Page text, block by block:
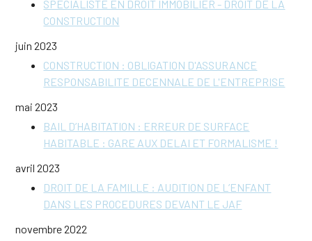
SPECIALISTE EN DROIT IMMOBILIER - DROIT DE LA
CONSTRUCTION
juin 2023
CONSTRUCTION : OBLIGATION D'ASSURANCE
RESPONSABILITE DECENNALE DE L'ENTREPRISE
mai 2023
BAIL D’HABITATION : ERREUR DE SURFACE
HABITABLE : GARE AUX DELAI ET FORMALISME !
avril 2023
DROIT DE LA FAMILLE : AUDITION DE L’ENFANT
DANS LES PROCEDURES DEVANT LE JAF
novembre 2022